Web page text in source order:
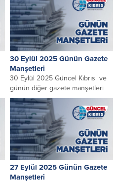
30 Eylül 2025 Günün Gazete
Manşetleri
30 Eylül 2025 Güncel Kıbrıs ve
günün diğer gazete manşetleri
27 Eylül 2025 Günün Gazete
Manşetleri